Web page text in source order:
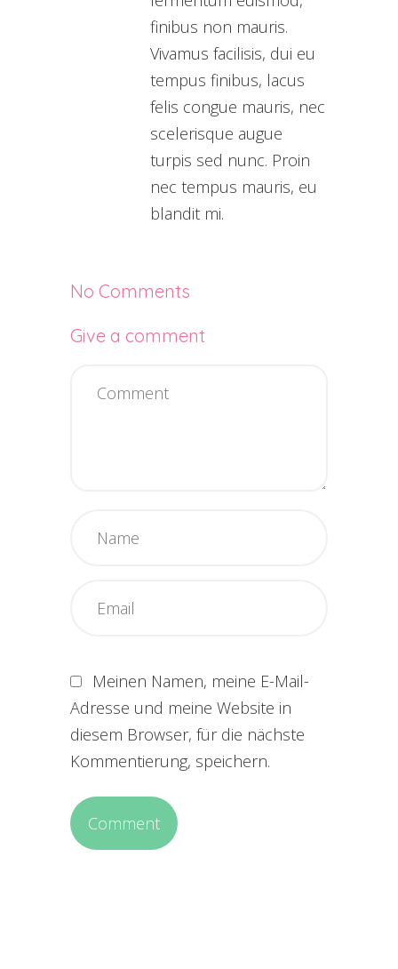
finibus non mauris.
Vivamus facilisis, dui eu
tempus finibus, lacus
felis congue mauris, nec
scelerisque augue
turpis sed nunc. Proin
nec tempus mauris, eu
blandit mi.
No Comments
Give a comment
Meinen Namen, meine E-Mail-
Adresse und meine Website in
diesem Browser, für die nächste
Kommentierung, speichern.